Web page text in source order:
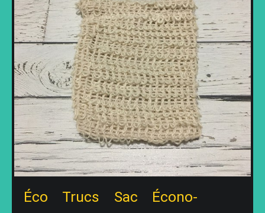
Éco Trucs Sac Écono-